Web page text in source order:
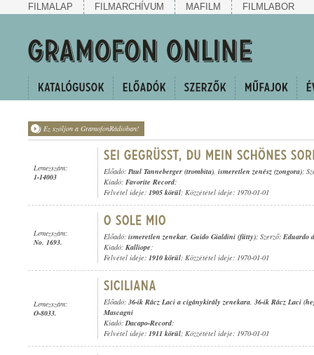
FILMALAP FILMARCHÍVUM MAFILM FILMLABOR
Ez szóljon a GramofonRádióban!
Lemezszám:
1-14003
Előadó: Paul Tanneberger (trombita), ismeretlen zenész (zongora);
Kiadó: Favorite Record;
Felvétel ideje: 1905 körül; Közzététel ideje: 1970-01-01
Lemezszám:
No. 1693.
Előadó: ismeretlen zenekar, Guido Gialdini (fütty); Szerző: Eduardo
Kiadó: Kalliope;
Felvétel ideje: 1910 körül; Közzététel ideje: 1970-01-01
Lemezszám:
O-8033.
Előadó: 36-ik Rácz Laci a cigánykirály zenekara, 36-ik Rácz Laci
Mascagni
Kiadó:Dacapo-Record;
Felvétel ideje: 1911 körül; Közzététel ideje: 1970-01-01